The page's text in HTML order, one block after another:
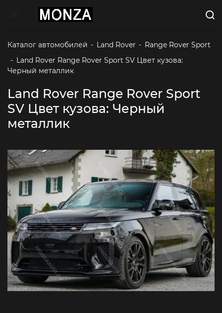
Toggle navigation
Каталог автомобилей - Land Rover - Range Rover Sport
- Land Rover Range Rover Sport SV Цвет кузова:
Черный металлик
Land Rover Range Rover Sport
SV Цвет кузова: Черный
металлик